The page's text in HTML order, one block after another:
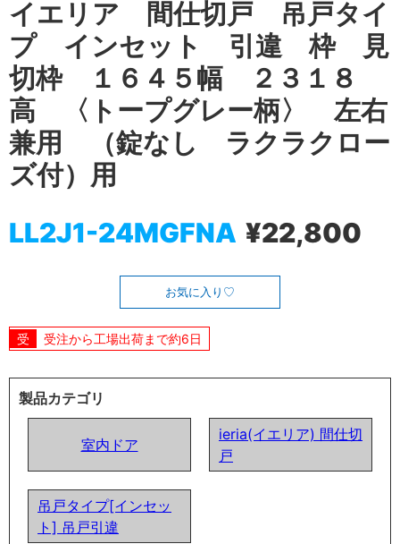
イエリア 間仕切戸 吊戸タイ
プ インセット 引違 枠 見
切枠 １６４５幅 ２３１８
高 〈トープグレー柄〉 左右
兼用 （錠なし ラクラクロー
ズ付）用
LL2J1-24MGFNA ¥22,800
お気に入り
受注から工場出荷まで約6日
製品カテゴリ
室内ドア
ieria(イエリア) 間仕切
戸
吊戸タイプ[インセッ
ト] 吊戸引違